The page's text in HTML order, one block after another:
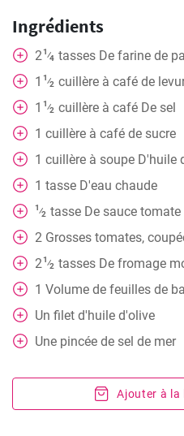
Ingrédients
21⁄4 tasses De farine de
1 1⁄2 cuillère à café de
1 1⁄2 cuillère à café De sel
1 cuillère à café de sucre
1 cuillère à soupe D'huile
1 tasse D'eau chaude
1⁄2 tasse De sauce tomate
2 Grosses tomates,
21⁄2 tasses De fromage
1 Volume de feuilles de
Un filet d'huile d'olive
Une pincée de sel de mer
Ajouter à la